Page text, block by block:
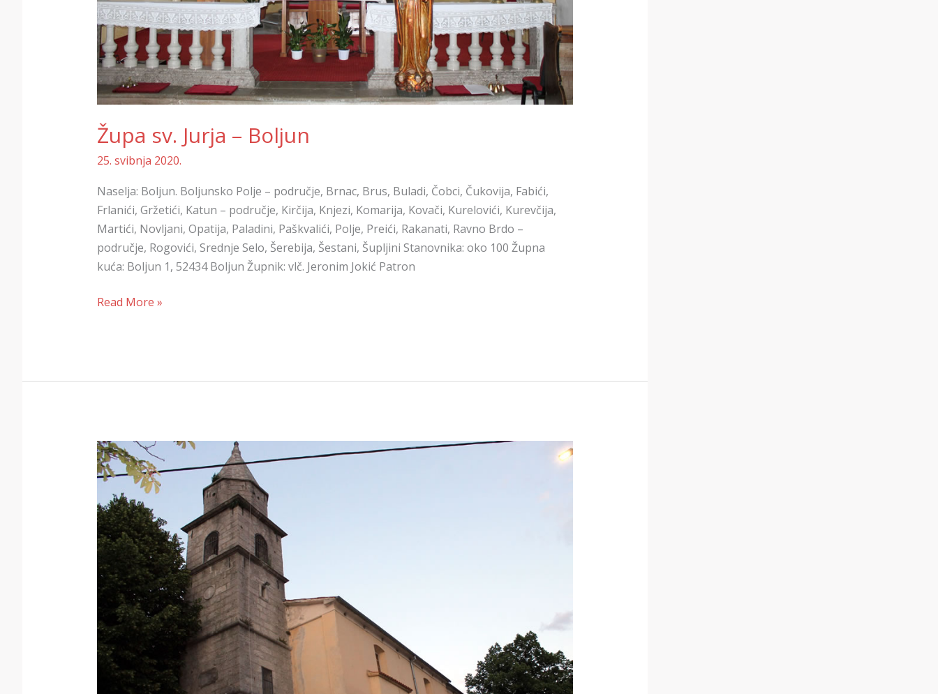
Župa sv. Jurja – Boljun
25. svibnja 2020.
Naselja: Boljun. Boljunsko Polje – područje, Brnac, Brus, Buladi, Čobci, Čukovija, Fabići,
Frlanići, Gržetići, Katun – područje, Kirčija, Knjezi, Komarija, Kovači, Kurelovići, Kurevčija,
Martići, Novljani, Opatija, Paladini, Paškvalići, Polje, Preići, Rakanati, Ravno Brdo –
područje, Rogovići, Srednje Selo, Šerebija, Šestani, Šupljini Stanovnika: oko 100 Župna
kuća: Boljun 1, 52434 Boljun Župnik: vlč. Jeronim Jokić Patron
Read More »
Župa
sv.
Martina
–
Dolenja
Vas